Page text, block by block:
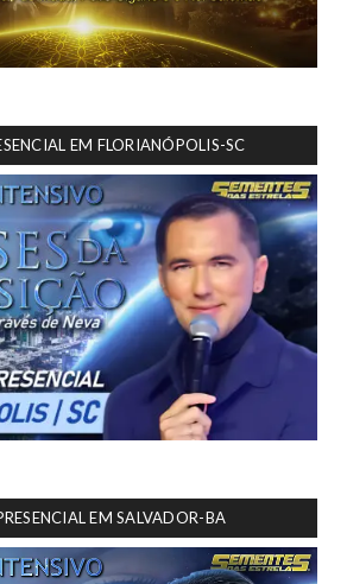
EM FLORIANÓPOLIS-SC
EM SALVADOR-BA